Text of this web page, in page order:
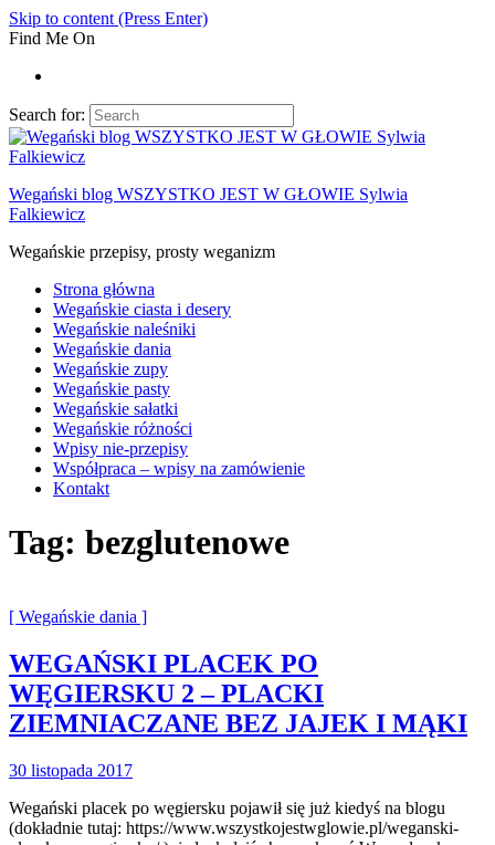
Skip to content (Press Enter)
Find Me On
Search for:
Wegański blog WSZYSTKO JEST W GŁOWIE Sylwia
Falkiewicz
Wegańskie przepisy, prosty weganizm
Strona główna
Wegańskie ciasta i desery
Wegańskie naleśniki
Wegańskie dania
Wegańskie zupy
Wegańskie pasty
Wegańskie sałatki
Wegańskie różności
Wpisy nie-przepisy
Współpraca – wpisy na zamówienie
Kontakt
Tag: bezglutenowe
[ Wegańskie dania ]
WEGAŃSKI PLACEK PO
WĘGIERSKU 2 – PLACKI
ZIEMNIACZANE BEZ JAJEK I MĄKI
30 listopada 2017
Wegański placek po węgiersku pojawił się już kiedyś na blogu
(dokładnie tutaj: https://www.wszystkojestwglowie.pl/weganski-